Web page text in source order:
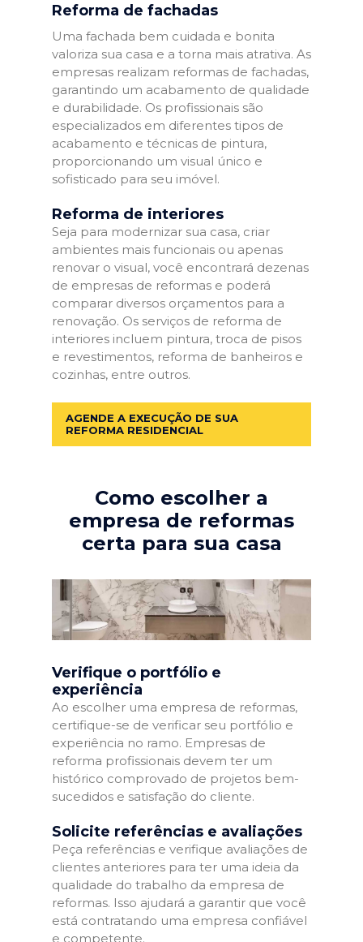
Reforma de fachadas
Uma fachada bem cuidada e bonita
valoriza sua casa e a torna mais atrativa. As
empresas realizam reformas de fachadas,
garantindo um acabamento de qualidade
e durabilidade. Os profissionais são
especializados em diferentes tipos de
acabamento e técnicas de pintura,
proporcionando um visual único e
sofisticado para seu imóvel.
Reforma de interiores
Seja para modernizar sua casa, criar
ambientes mais funcionais ou apenas
renovar o visual, você encontrará dezenas
de empresas de reformas e poderá
comparar diversos orçamentos para a
renovação. Os serviços de reforma de
interiores incluem pintura, troca de pisos
e revestimentos, reforma de banheiros e
cozinhas, entre outros.
AGENDE A EXECUÇÃO DE SUA
REFORMA RESIDENCIAL
Como escolher a
empresa de reformas
certa para sua casa
Verifique o portfólio e
experiência
Ao escolher uma empresa de reformas,
certifique-se de verificar seu portfólio e
experiência no ramo. Empresas de
reforma profissionais devem ter um
histórico comprovado de projetos bem-
sucedidos e satisfação do cliente.
Solicite referências e avaliações
Peça referências e verifique avaliações de
clientes anteriores para ter uma ideia da
qualidade do trabalho da empresa de
reformas. Isso ajudará a garantir que você
está contratando uma empresa confiável
e competente.